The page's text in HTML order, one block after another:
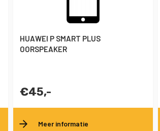
HUAWEI P SMART PLUS
OORSPEAKER
€45,-
Meer informatie